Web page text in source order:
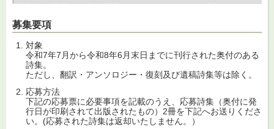
募集要項
対象
令和7年7月から令和8年6月末日までに刊行された奥付のある
詩集。
ただし、翻訳・アンソロジー・復刻及び遺稿詩集等は除く。
応募方法
下記の応募票に必要事項を記載のうえ、応募詩集（奥付に発
行日が印刷されて出版されたもの）2冊を下記へお送りくださ
い。(応募された詩集は返却いたしません。）